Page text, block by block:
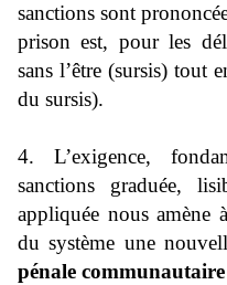
sanctions sont
prison est, pour les
sans l’être (sursis) tout
du sursis).
4. L’exigence,
sanctions graduée,
appliquée nous amène
du système une
pénale